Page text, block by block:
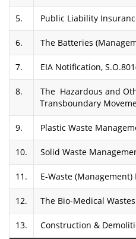
5. Public Liability
6. The Batteries
7. EIA Notification,
8.
The Hazardous and
Transboundary
9. Plastic Waste
10. Solid Waste
11. E-Waste (Management)
12. The Bio-Medical
13. Construction &